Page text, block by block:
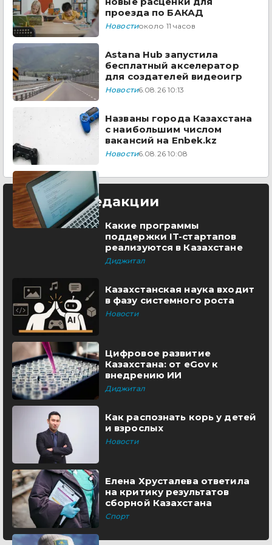
проезда по БАКАД
Новостиоколо 11 часов
Astana Hub запустила
бесплатный акселератор
для создателей видеоигр
Новости6.08.26 10:13
Названы города Казахстана
с наибольшим числом
вакансий на Enbek.kz
Новости6.08.26 10:08
Выбор редакции
Какие программы
поддержки IT-стартапов
реализуются в Казахстане
Диджитал
Казахстанская наука входит
в фазу системного роста
Новости
Цифровое развитие
Казахстана: от eGov к
внедрению ИИ
Диджитал
Как распознать корь у детей
и взрослых
Новости
Елена Хрусталева ответила
на критику результатов
сборной Казахстана
Спорт